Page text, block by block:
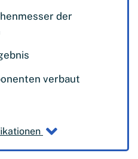
der
verbaut